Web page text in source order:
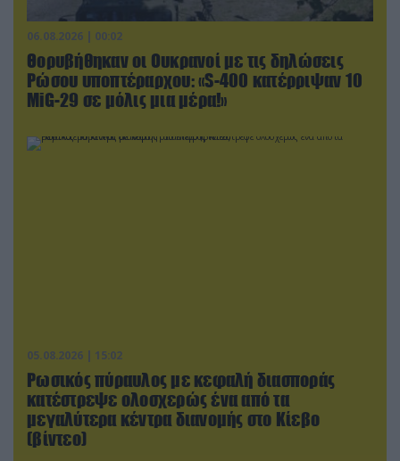
06.08.2026 | 00:02
Θορυβήθηκαν οι Ουκρανοί με τις δηλώσεις
Ρώσου υποπτέραρχου: «S-400 κατέρριψαν 10
MiG-29 σε μόλις μια μέρα!»
05.08.2026 | 15:02
Ρωσικός πύραυλος με κεφαλή διασποράς
κατέστρεψε ολοσχερώς ένα από τα
μεγαλύτερα κέντρα διανομής στο Κίεβο
(βίντεο)